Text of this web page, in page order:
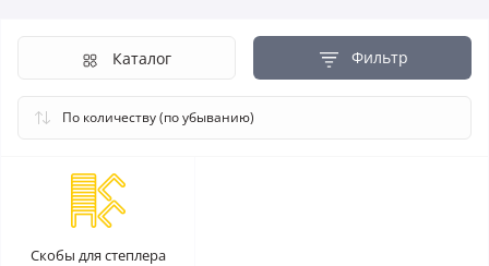
Фильтр
Каталог
Скобы для степлера